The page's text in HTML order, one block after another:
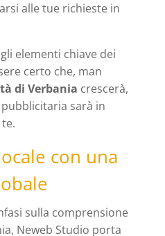
alle tue richieste in
elementi chiave dei
certo che, man
di Verbania crescerà,
sarà in
con una
sulla comprensione
Neweb Studio porta